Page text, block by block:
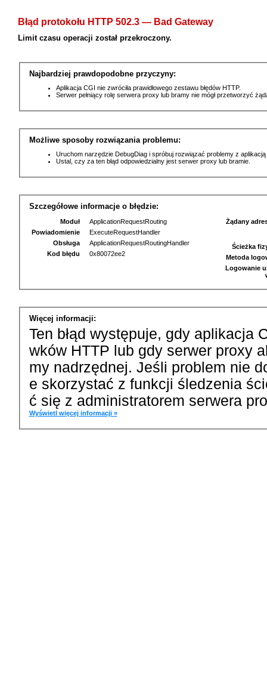
Błąd protokołu HTTP 502.3 — Bad Gateway
Limit czasu operacji został przekroczony.
Najbardziej prawdopodobne przyczyny:
Aplikacja CGI nie zwróciła prawidłowego zestawu błędów HTTP.
Serwer pełniący rolę serwera proxy lub bramy nie mógł przetworzyć
Możliwe sposoby rozwiązania problemu:
Uruchom narzędzie DebugDiag i spróbuj rozwiązać problemy z
Ustal, czy za ten błąd odpowiedzialny jest serwer proxy lub bramie.
Szczegółowe informacje o błędzie:
Moduł
ApplicationRequestRouting
Powiadomienie
ExecuteRequestHandler
Obsługa
ApplicationRequestRoutingHandler
Kod błędu
0x80072ee2
Żądany
Ścieżka
Metoda
Logowanie
Więcej informacji:
Ten błąd występuje, gdy aplikacja
wków HTTP lub gdy serwer proxy
my nadrzędnej. Jeśli problem nie
e skorzystać z funkcji śledzenia
ć się z administratorem serwera
Wyświetl więcej informacji »